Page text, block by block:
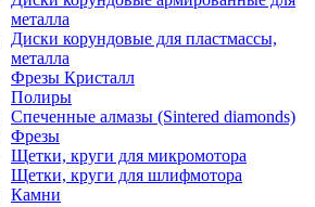
металла
Диски корундовые для пластмассы,
металла
Фрезы Кристалл
Полиры
Спеченные алмазы (Sintered diamonds)
Фрезы
Щетки, круги для микромотора
Щетки, круги для шлифмотора
Камни